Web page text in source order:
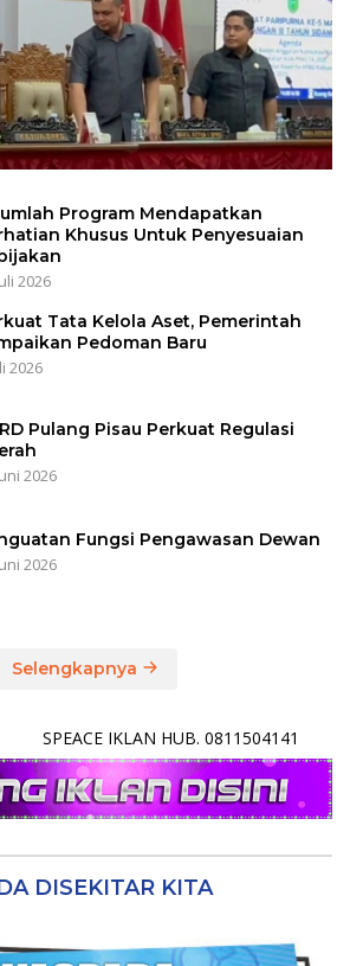
Program Mendapatkan
Khusus Untuk Penyesuaian
2026
Tata Kelola Aset, Pemerintah
Pedoman Baru
2026
Pulang Pisau Perkuat Regulasi
2026
Fungsi Pengawasan Dewan
2026
Selengkapnya
HUB. 0811504141
DISEKITAR KITA